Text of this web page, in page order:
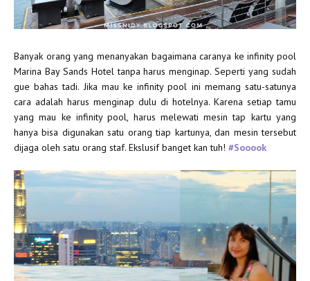
Banyak orang yang menanyakan bagaimana caranya ke infinity pool
Marina Bay Sands Hotel tanpa harus menginap. Seperti yang sudah
gue bahas tadi. Jika mau ke infinity pool ini memang satu-satunya
cara adalah harus menginap dulu di hotelnya. Karena setiap tamu
yang mau ke infinity pool, harus melewati mesin tap kartu yang
hanya bisa digunakan satu orang tiap kartunya, dan mesin tersebut
dijaga oleh satu orang staf. Ekslusif banget kan tuh! #Sooook